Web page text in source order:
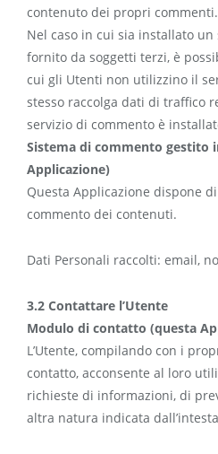
contenuto dei propri commenti.
Nel caso in cui sia installato
fornito da soggetti terzi, è
cui gli Utenti non utilizzino il
stesso raccolga dati di traffico
servizio di commento è
Sistema di commento gestito
Applicazione)
Questa Applicazione dispone
commento dei contenuti.
Dati Personali raccolti: email,
3.2 Contattare l’Utente
Modulo di contatto (questa
L’Utente, compilando con i
contatto, acconsente al loro
richieste di informazioni, di
altra natura indicata